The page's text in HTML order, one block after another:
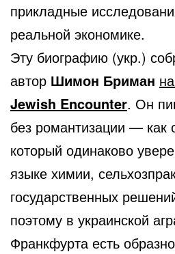
прикладные
реальной экономике.
Эту биографию (укр.)
автор Шимон Бриман
Jewish Encounter. Он
без романтизации — как
который одинаково
языке химии,
государственных
поэтому в украинской
Франкфурта есть